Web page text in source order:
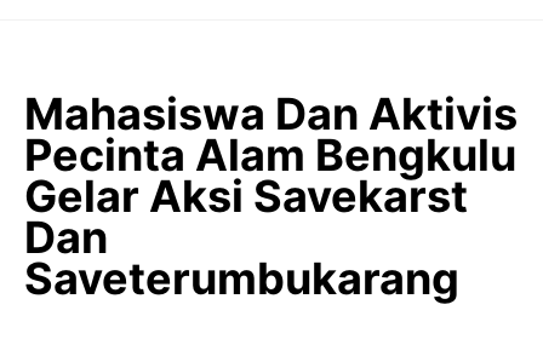
Mahasiswa Dan Aktivis
Pecinta Alam Bengkulu
Gelar Aksi Savekarst
Dan
Saveterumbukarang